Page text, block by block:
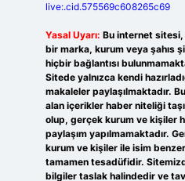
live:.cid.575569c608265c69
Yasal Uyarı: Bu internet sitesi,
bir marka, kurum veya şahıs
hiçbir bağlantısı
Sitede yalnızca kendi
makaleler paylaşılmaktadır.
alan içerikler haber niteliği
olup, gerçek kurum ve kişiler
paylaşım yapılmamaktadır.
kurum ve kişiler ile isim
tamamen tesadüfidir.
bilgiler taslak halindedir ve